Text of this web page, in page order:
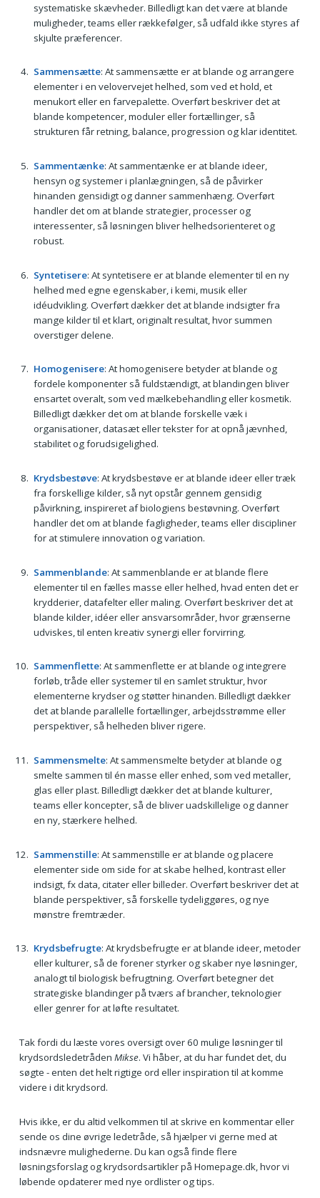
systematiske skævheder. Billedligt kan det være at blande
muligheder, teams eller rækkefølger, så udfald ikke styres af
skjulte præferencer.
Sammensætte: At sammensætte er at blande og arrangere
elementer i en velovervejet helhed, som ved et hold, et
menukort eller en farvepalette. Overført beskriver det at
blande kompetencer, moduler eller fortællinger, så
strukturen får retning, balance, progression og klar identitet.
Sammentænke: At sammentænke er at blande ideer,
hensyn og systemer i planlægningen, så de påvirker
hinanden gensidigt og danner sammenhæng. Overført
handler det om at blande strategier, processer og
interessenter, så løsningen bliver helhedsorienteret og
robust.
Syntetisere: At syntetisere er at blande elementer til en ny
helhed med egne egenskaber, i kemi, musik eller
idéudvikling. Overført dækker det at blande indsigter fra
mange kilder til et klart, originalt resultat, hvor summen
overstiger delene.
Homogenisere: At homogenisere betyder at blande og
fordele komponenter så fuldstændigt, at blandingen bliver
ensartet overalt, som ved mælkebehandling eller kosmetik.
Billedligt dækker det om at blande forskelle væk i
organisationer, datasæt eller tekster for at opnå jævnhed,
stabilitet og forudsigelighed.
Krydsbestøve: At krydsbestøve er at blande ideer eller træk
fra forskellige kilder, så nyt opstår gennem gensidig
påvirkning, inspireret af biologiens bestøvning. Overført
handler det om at blande fagligheder, teams eller discipliner
for at stimulere innovation og variation.
Sammenblande: At sammenblande er at blande flere
elementer til en fælles masse eller helhed, hvad enten det er
krydderier, datafelter eller maling. Overført beskriver det at
blande kilder, idéer eller ansvarsområder, hvor grænserne
udviskes, til enten kreativ synergi eller forvirring.
Sammenflette: At sammenflette er at blande og integrere
forløb, tråde eller systemer til en samlet struktur, hvor
elementerne krydser og støtter hinanden. Billedligt dækker
det at blande parallelle fortællinger, arbejdsstrømme eller
perspektiver, så helheden bliver rigere.
Sammensmelte: At sammensmelte betyder at blande og
smelte sammen til én masse eller enhed, som ved metaller,
glas eller plast. Billedligt dækker det at blande kulturer,
teams eller koncepter, så de bliver uadskillelige og danner
en ny, stærkere helhed.
Sammenstille: At sammenstille er at blande og placere
elementer side om side for at skabe helhed, kontrast eller
indsigt, fx data, citater eller billeder. Overført beskriver det at
blande perspektiver, så forskelle tydeliggøres, og nye
mønstre fremtræder.
Krydsbefrugte: At krydsbefrugte er at blande ideer, metoder
eller kulturer, så de forener styrker og skaber nye løsninger,
analogt til biologisk befrugtning. Overført betegner det
strategiske blandinger på tværs af brancher, teknologier
eller genrer for at løfte resultatet.
Tak fordi du læste vores oversigt over 60 mulige løsninger til
krydsordsledetråden Mikse. Vi håber, at du har fundet det, du
søgte - enten det helt rigtige ord eller inspiration til at komme
videre i dit krydsord.
Hvis ikke, er du altid velkommen til at skrive en kommentar eller
sende os dine øvrige ledetråde, så hjælper vi gerne med at
indsnævre mulighederne. Du kan også finde flere
løsningsforslag og krydsordsartikler på Homepage.dk, hvor vi
løbende opdaterer med nye ordlister og tips.